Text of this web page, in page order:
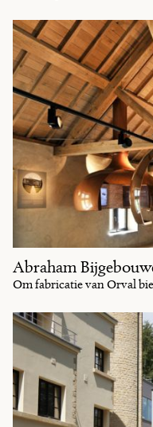
Abraham
Om fabricatie van Orval